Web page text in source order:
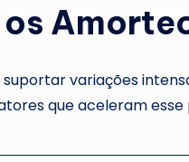
os
variações
que aceleram esse